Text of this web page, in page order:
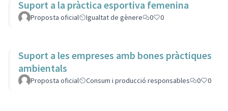
Suport a la pràctica esportiva femenina
Proposta oficial Igualtat de gènere 0 0
Suport a les empreses amb bones pràctiques
ambientals
Proposta oficial Consum i producció responsables 0 0